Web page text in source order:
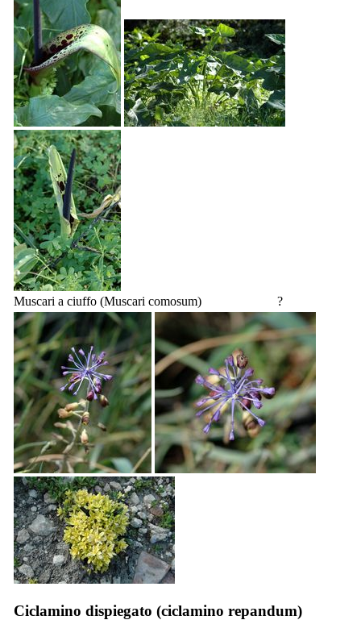
Muscari a ciuffo (Muscari comosum) ?
Ciclamino dispiegato (ciclamino repandum)